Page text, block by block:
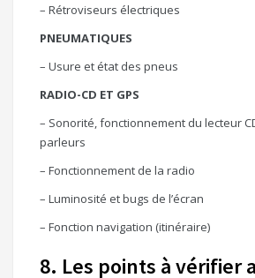
– Rétroviseurs électriques
PNEUMATIQUES
– Usure et état des pneus
RADIO-CD ET GPS
– Sonorité, fonctionnement du lecteur
parleurs
– Fonctionnement de la radio
– Luminosité et bugs de l’écran
– Fonction navigation (itinéraire)
8. Les points à vérifier